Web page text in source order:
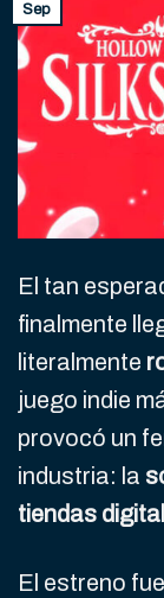
Sep
El tan
finalmente
literalmente
juego indie
provocó un
industria: la
tiendas
El estreno